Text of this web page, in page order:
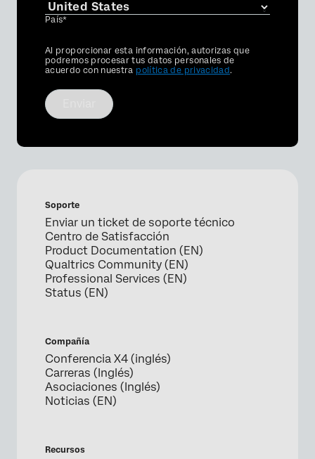
País*
Privacy
Optin
Al proporcionar esta información, autorizas que
podremos procesar tus datos personales de
acuerdo con nuestra política de privacidad.
Soporte
Enviar un ticket de soporte técnico
Centro de Satisfacción
Product Documentation (EN)
Qualtrics Community (EN)
Professional Services (EN)
Status (EN)
Compañía
Conferencia X4 (inglés)
Carreras (Inglés)
Asociaciones (Inglés)
Noticias (EN)
Recursos